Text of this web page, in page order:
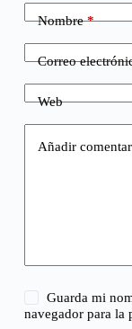
Nombre*
Correo
Web
Añadir
Guarda mi
navegador para la